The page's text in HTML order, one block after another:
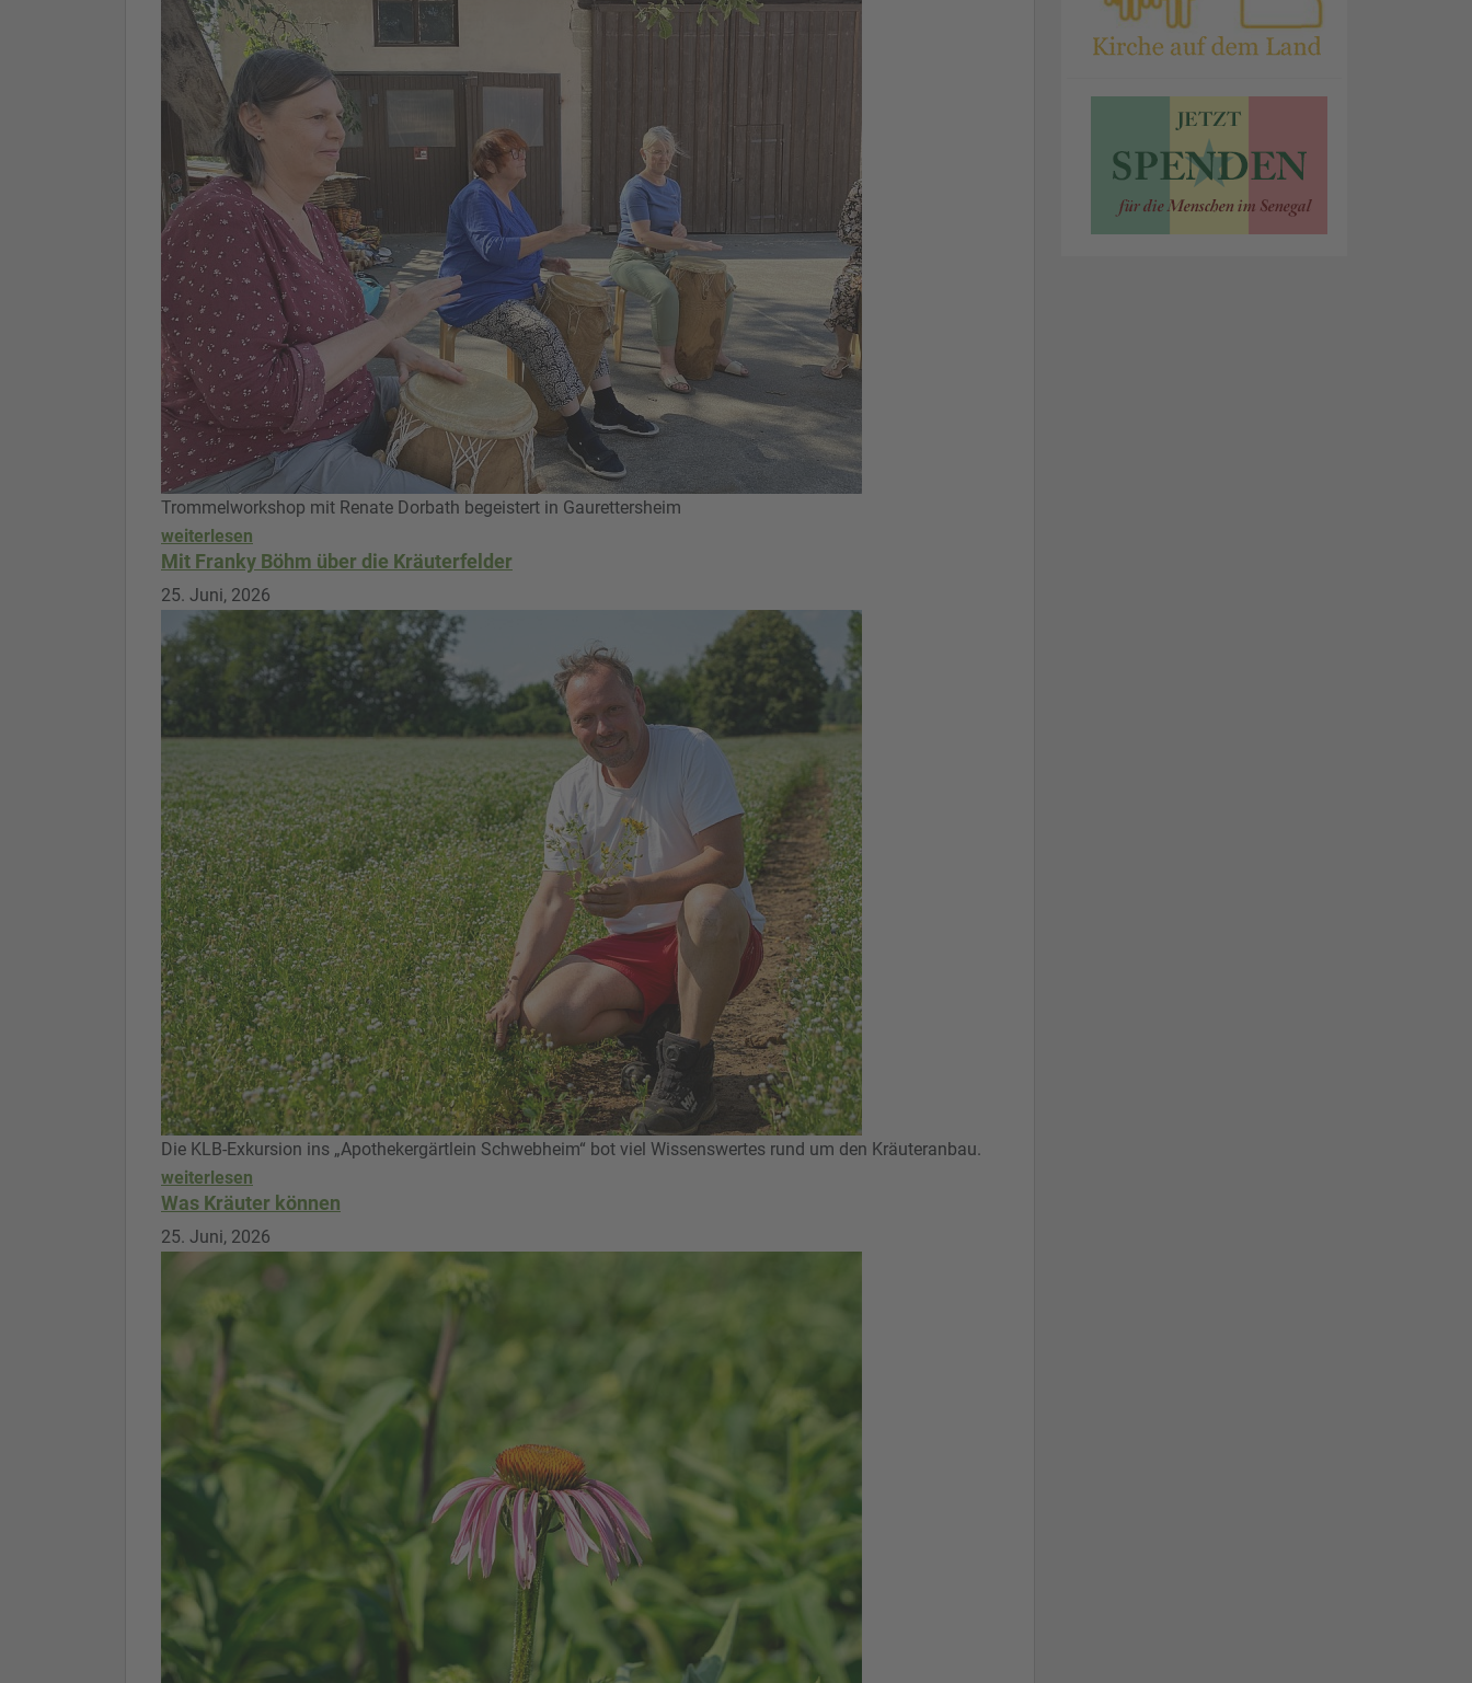
Trommelworkshop mit Renate Dorbath begeistert in Gaurettersheim
weiterlesen
Mit Franky Böhm über die Kräuterfelder
25. Juni, 2026
Die KLB-Exkursion ins „Apothekergärtlein Schwebheim“ bot viel Wissenswertes rund um den Kräuteranbau.
weiterlesen
Was Kräuter können
25. Juni, 2026